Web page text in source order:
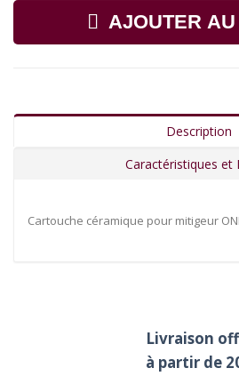
AJOUTER
Description
Caractéristiques et
Cartouche céramique pour mitigeur
Livraison
à partir de